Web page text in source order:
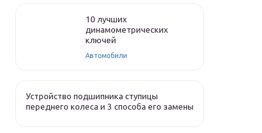
10 лучших
динамометрических
ключей
Автомобили
Устройство подшипника ступицы
переднего колеса и 3 способа его замены